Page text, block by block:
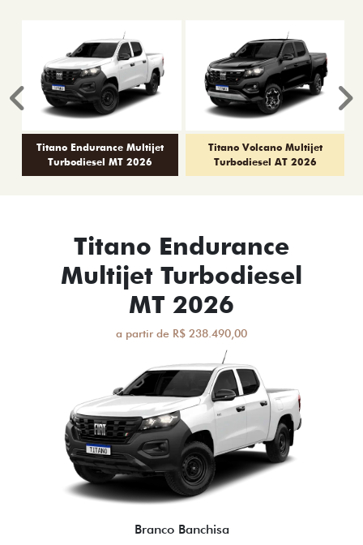
Titano Endurance Multijet
Turbodiesel MT 2026
Titano Volcano Multijet
Turbodiesel AT 2026
Anterior
Titano Endurance
Multijet Turbodiesel
MT 2026
a partir de R$ 238.490,00
Branco Banchisa